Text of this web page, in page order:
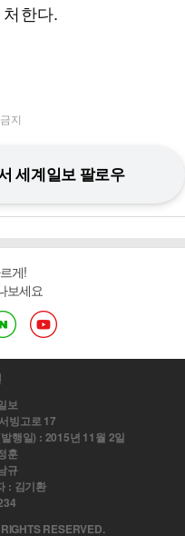
한다.
지
세계일보 팔로우
게!
보세요
보
빙고로 17
행일) : 2015년 11월 2일
훈
규
: 김기환
RESERVED.